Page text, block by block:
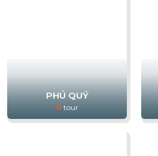
PHÚ QUÝ
0 tour